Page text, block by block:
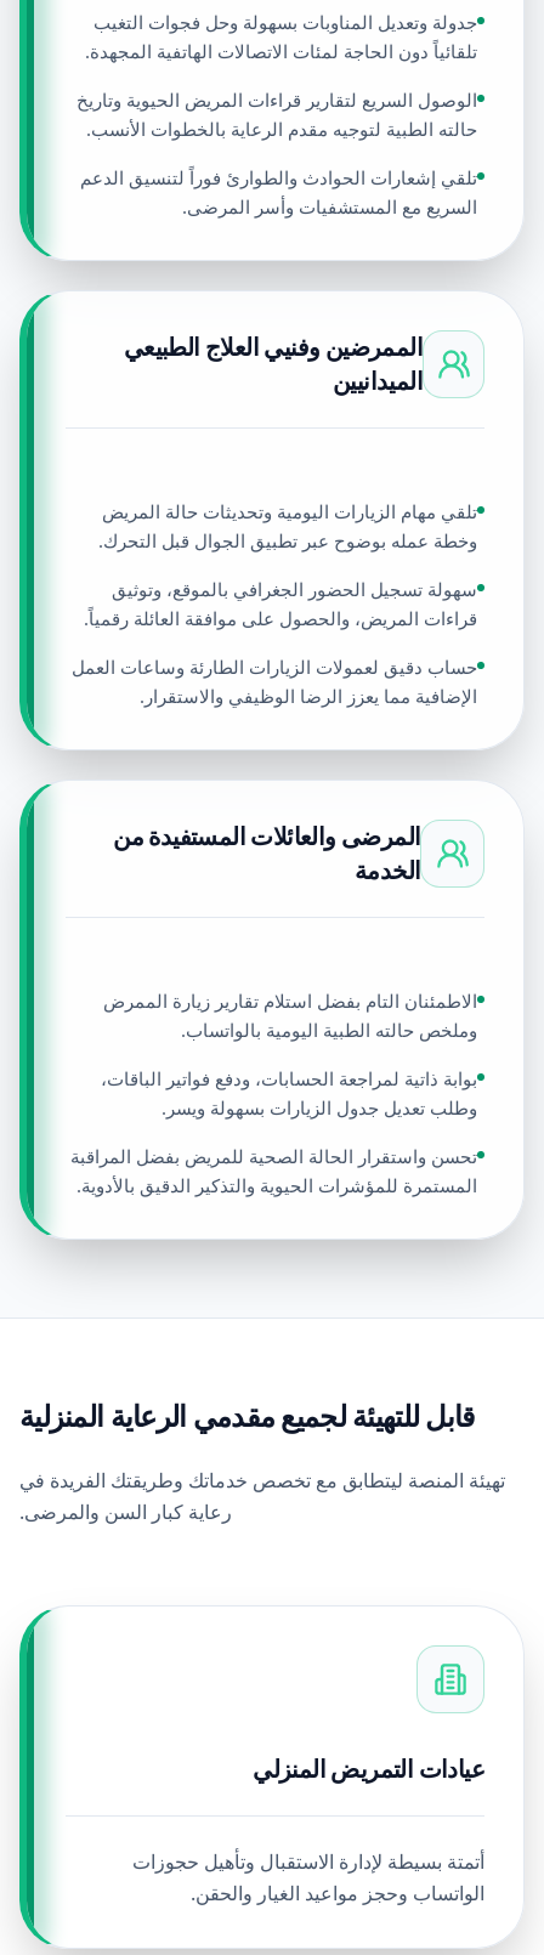
جدولة وتعديل المناوبات بسهولة وحل فجوات التغيب
تلقائياً دون الحاجة لمئات الاتصالات الهاتفية المجهدة.
الوصول السريع لتقارير قراءات المريض الحيوية وتاريخ
حالته الطبية لتوجيه مقدم الرعاية بالخطوات الأنسب.
تلقي إشعارات الحوادث والطوارئ فوراً لتنسيق الدعم
السريع مع المستشفيات وأسر المرضى.
الممرضين وفنيي العلاج الطبيعي
الميدانيين
تلقي مهام الزيارات اليومية وتحديثات حالة المريض
وخطة عمله بوضوح عبر تطبيق الجوال قبل التحرك.
سهولة تسجيل الحضور الجغرافي بالموقع، وتوثيق
قراءات المريض، والحصول على موافقة العائلة رقمياً.
حساب دقيق لعمولات الزيارات الطارئة وساعات العمل
الإضافية مما يعزز الرضا الوظيفي والاستقرار.
المرضى والعائلات المستفيدة من
الخدمة
الاطمئنان التام بفضل استلام تقارير زيارة الممرض
وملخص حالته الطبية اليومية بالواتساب.
بوابة ذاتية لمراجعة الحسابات، ودفع فواتير الباقات،
وطلب تعديل جدول الزيارات بسهولة ويسر.
تحسن واستقرار الحالة الصحية للمريض بفضل المراقبة
المستمرة للمؤشرات الحيوية والتذكير الدقيق بالأدوية.
قابل للتهيئة لجميع مقدمي الرعاية المنزلية
تهيئة المنصة ليتطابق مع تخصص خدماتك وطريقتك الفريدة في
رعاية كبار السن والمرضى.
عيادات التمريض المنزلي
أتمتة بسيطة لإدارة الاستقبال وتأهيل حجوزات
الواتساب وحجز مواعيد الغيار والحقن.